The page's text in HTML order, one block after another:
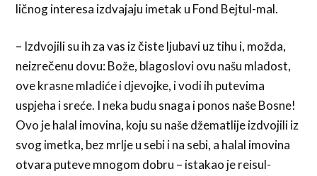
ličnog interesa izdvajaju imetak u Fond Bejtul-mal.
– Izdvojili su ih za vas iz čiste ljubavi uz tihu i, možda,
neizrečenu dovu: Bože, blagoslovi ovu našu mladost,
ove krasne mladiće i djevojke, i vodi ih putevima
uspjeha i sreće. I neka budu snaga i ponos naše Bosne!
Ovo je halal imovina, koju su naše džematlije izdvojili iz
svog imetka, bez mrlje u sebi i na sebi, a halal imovina
otvara puteve mnogom dobru – istakao je reisul-